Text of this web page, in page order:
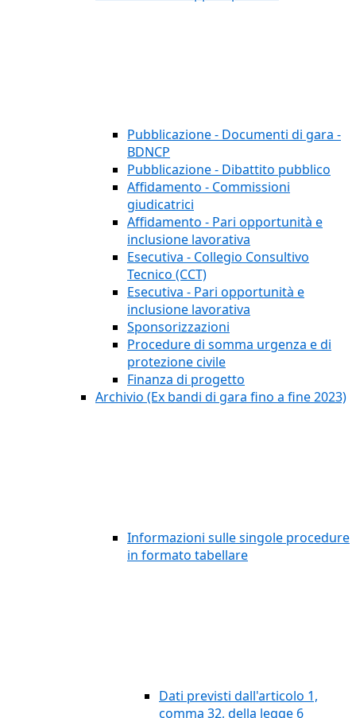
Pubblicazione - Documenti di gara -
BDNCP
Pubblicazione - Dibattito pubblico
Affidamento - Commissioni
giudicatrici
Affidamento - Pari opportunità e
inclusione lavorativa
Esecutiva - Collegio Consultivo
Tecnico (CCT)
Esecutiva - Pari opportunità e
inclusione lavorativa
Sponsorizzazioni
Procedure di somma urgenza e di
protezione civile
Finanza di progetto
Archivio (Ex bandi di gara fino a fine 2023)
Informazioni sulle singole procedure
in formato tabellare
Dati previsti dall'articolo 1,
comma 32, della legge 6